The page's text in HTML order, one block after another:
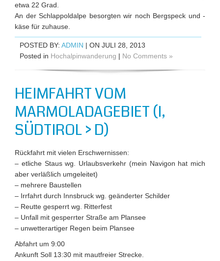
etwa 22 Grad.
An der Schlappoldalpe besorgten wir noch Bergspeck und -
käse für zuhause.
POSTED BY: ADMIN | ON JULI 28, 2013
Posted in Hochalpinwanderung | No Comments »
HEIMFAHRT VOM
MARMOLADAGEBIET (I,
SÜDTIROL > D)
Rückfahrt mit vielen Erschwernissen:
– etliche Staus wg. Urlaubsverkehr (mein Navigon hat mich
aber verläßlich umgeleitet)
– mehrere Baustellen
– Irrfahrt durch Innsbruck wg. geänderter Schilder
– Reutte gesperrt wg. Ritterfest
– Unfall mit gesperrter Straße am Plansee
– unwetterartiger Regen beim Plansee
Abfahrt um 9:00
Ankunft Soll 13:30 mit mautfreier Strecke.